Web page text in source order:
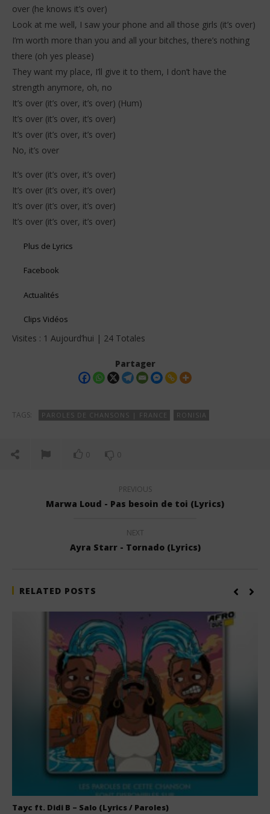
over (he knows it’s over)
Look at me well, I saw your phone and all those girls (it’s over)
I’m worth more than you and all your bitches, there’s nothing
there (oh yes please)
They want my place, I’ll give it to them, I don’t have the
strength anymore, oh, no
It’s over (it’s over, it’s over) (Hum)
It’s over (it’s over, it’s over)
It’s over (it’s over, it’s over)
No, it’s over
It’s over (it’s over, it’s over)
It’s over (it’s over, it’s over)
It’s over (it’s over, it’s over)
It’s over (it’s over, it’s over)
Plus de Lyrics
Facebook
Actualités
Clips Vidéos
Visites : 1 Aujourd’hui | 24 Totales
Partager
TAGS: PAROLES DE CHANSONS | FRANCE RONISIA
0 0
PREVIOUS
Marwa Loud - Pas besoin de toi (Lyrics)
NEXT
Ayra Starr - Tornado (Lyrics)
RELATED POSTS
Tayc ft. Didi B – Salo (Lyrics / Paroles)